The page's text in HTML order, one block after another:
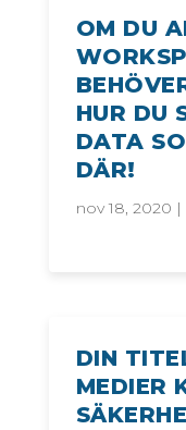
OM DU
HUR DU
DATA
DÄR!
nov 18, 2020 |
DIN
MEDIER